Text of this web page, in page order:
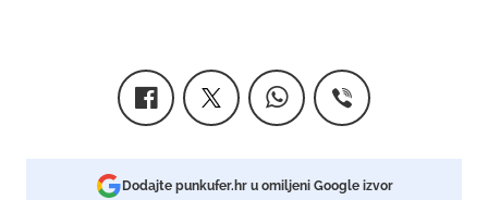
Dodajte punkufer.hr u omiljeni Google izvor